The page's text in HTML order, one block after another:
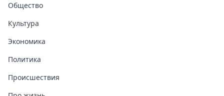
Общество
Культура
Экономика
Политика
Происшествия